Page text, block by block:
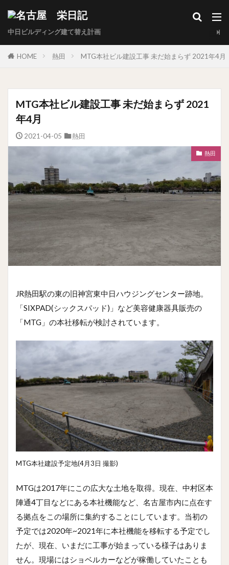
中日ビルディング建て替え計画
HOME 熱田 MTG本社ビル建設工事 未だ始まらず 2021年4月
MTG本社ビル建設工事 未だ始まらず 2021
年4月
2021-04-05 熱田
熱田
JR熱田駅の東の旧神宮東中日ハウジングセンター跡地。
「SIXPAD(シックスパッド)」など美容健康器具販売の
「MTG」の本社移転が検討されています。
MTG本社建設予定地(4月3日 撮影)
MTGは2017年にこの広大な土地を取得。現在、中村区本
陣通4丁目などにある本社機能など、名古屋市内に点在す
る拠点をこの場所に集約することにしています。当初の
予定では2020年~2021年に本社機能を移転する予定でし
たが、現在、いまだに工事が始まっている様子はありま
せん。現場にはショベルカーなどが稼働していたことも